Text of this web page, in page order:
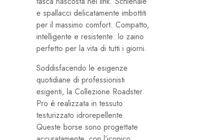
e spallacci delicatamente imbottiti
per il massimo comfort. Compatto,
intelligente e resistente: lo zaino
perfetto per la vita di tutti i giorni.
Soddisfacendo le esigenze
quotidiane di professionisti
esigenti, la Collezione Roadster
Pro è realizzata in tessuto
testurizzato idrorepellente.
Queste borse sono progettate